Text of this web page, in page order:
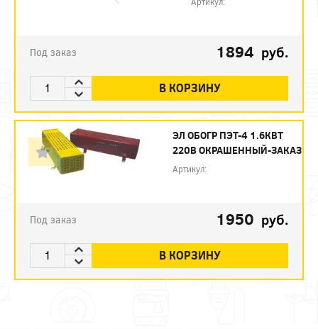
Под заказ 1894 руб.
В КОРЗИНУ
ЭЛ ОБОГР ПЭТ-4 1.6КВТ
220В ОКРАШЕННЫЙ-ЗАКАЗ
Артикул:
Под заказ 1950 руб.
В КОРЗИНУ